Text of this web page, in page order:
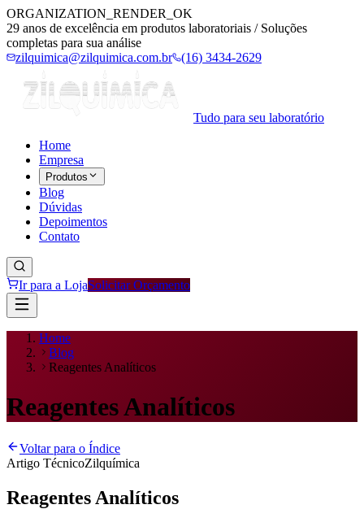
ORGANIZATION_RENDER_OK
29 anos de excelência em produtos laboratoriais / Soluções
completas para sua análise
zilquimica@zilquimica.com.br
(16) 3434-2629
Tudo para seu laboratório
Home
Empresa
Produtos
Blog
Dúvidas
Depoimentos
Contato
Ir para a LojaSolicitar Orçamento
Home
Blog
Reagentes Analíticos
Reagentes Analíticos
Voltar para o Índice
Artigo TécnicoZilquímica
Reagentes Analíticos